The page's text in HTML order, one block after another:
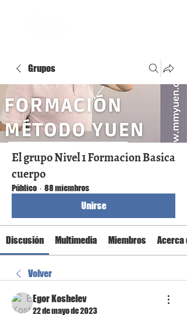
Grupos
El grupo Nivel 1 Formacion Basica
cuerpo
Público · 88 miembros
Unirse
Discusión Multimedia Miembros Acerca
Volver
Egor Koshelev
22 de mayo de 2023